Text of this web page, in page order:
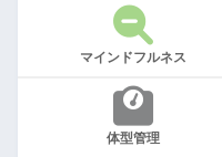
マインドフルネス
体型管理